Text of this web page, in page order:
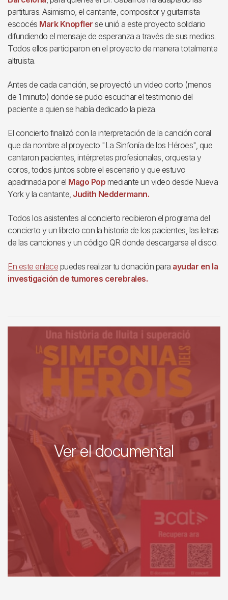
partituras. Asimismo, el cantante, compositor y guitarrista
escocés Mark Knopfler se unió a este proyecto solidario
difundiendo el mensaje de esperanza a través de sus medios.
Todos ellos participaron en el proyecto de manera totalmente
altruista.
Antes de cada canción, se proyectó un video corto (menos
de 1 minuto) donde se pudo escuchar el testimonio del
paciente a quien se había dedicado la pieza.
El concierto finalizó con la interpretación de la canción coral
que da nombre al proyecto "La Sinfonía de los Héroes", que
cantaron pacientes, intérpretes profesionales, orquesta y
coros, todos juntos sobre el escenario y que estuvo
apadrinada por el Mago Pop mediante un video desde Nueva
York y la cantante, Judith Neddermann.
Todos los asistentes al concierto recibieron el programa del
concierto y un libreto con la historia de los pacientes, las letras
de las canciones y un código QR donde descargarse el disco.
En este enlace puedes realizar tu donación para ayudar en la
investigación de tumores cerebrales.
Ver el documental